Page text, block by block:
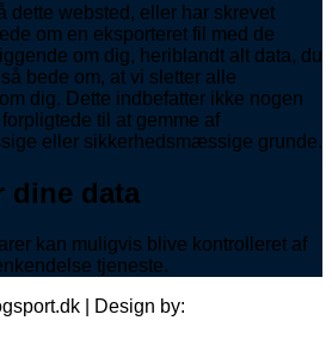
dette websted, eller har skrevet
om en eksporteret fil med de
om dig, heriblandt alt data, du
bede om, at vi sletter alle
dig. Dette indbefatter ikke nogen
til at gemme af
eller sikkerhedsmæssige grunde.
dine data
kan muligvis blive kontrolleret af
tjeneste.
| Design by: